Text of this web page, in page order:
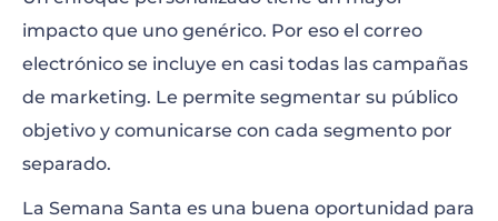
impacto que uno genérico. Por eso el correo
electrónico se incluye en casi todas las campañas
de marketing. Le permite segmentar su público
objetivo y comunicarse con cada segmento por
separado.
La Semana Santa es una buena oportunidad para